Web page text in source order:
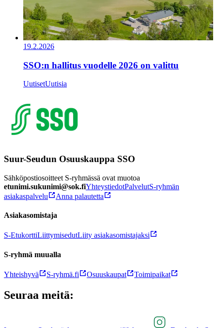
19.2.2026
SSO:n hallitus vuodelle 2026 on valittu
UutisetUutisia
Suur-Seudun Osuuskauppa SSO
Sähköpostiosoitteet S-ryhmässä ovat muotoa
etunimi.sukunimi@sok.fiYhteystiedotPalvelutS-ryhmän
asiakaspalvelu
Anna palautetta
Asiakasomistaja
S-EtukorttiLiittymisedutLiity asiakasomistajaksi
S-ryhmä muualla
Yhteishyvä S-ryhmä.fi Osuuskaupat Toimipaikat
Seuraa meitä: